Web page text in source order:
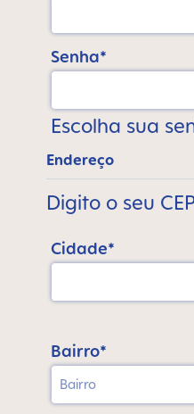
Senha*
Escolha sua
Endereço
Digito o seu
Cidade*
Bairro*